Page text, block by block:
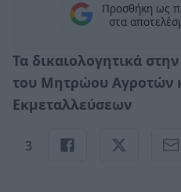
Προσθήκη ως
στα
Τα δικαιολογητικά
του Μητρώου Αγροτών
Εκμεταλλεύσεων
3